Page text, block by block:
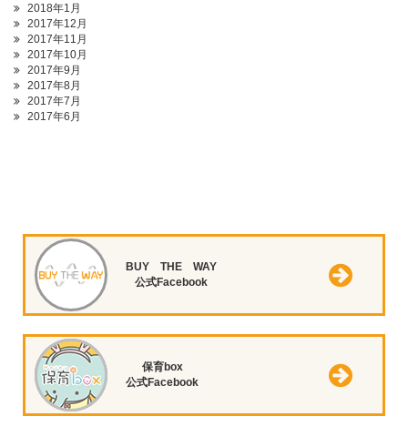
2018年1月
2017年12月
2017年11月
2017年10月
2017年9月
2017年8月
2017年7月
2017年6月
BUY THE WAY
公式Facebook
保育box
公式Facebook